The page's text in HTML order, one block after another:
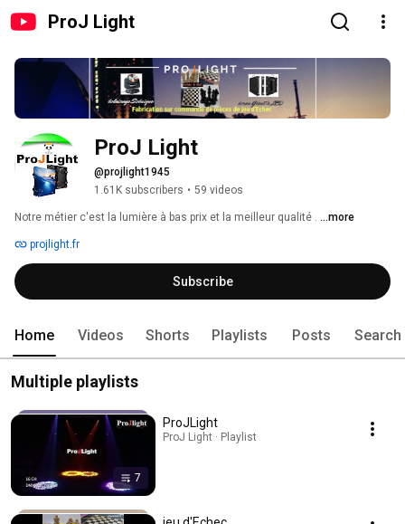
ProJ Light
ProJ Light
@projlight1945
1.61K subscribers • 59 videos
Notre métier c'est la lumière à bas prix et la meilleur qualité . ...more
projlight.fr
Subscribe
Home Videos Shorts Playlists Posts Search
Multiple playlists
7
ProJLight
ProJ Light · Playlist